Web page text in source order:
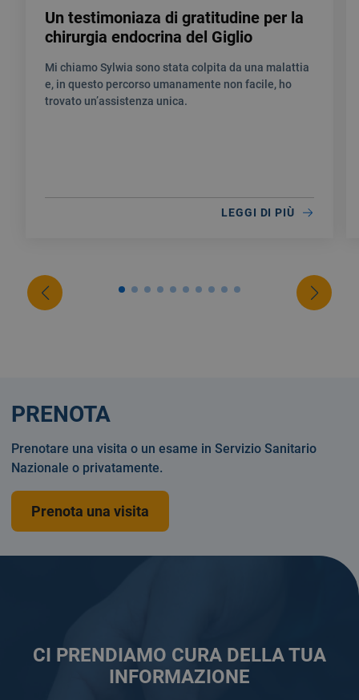
Un testimoniaza di gratitudine per la
chirurgia endocrina del Giglio
Mi chiamo Sylwia sono stata colpita da una malattia
e, in questo percorso umanamente non facile, ho
trovato un’assistenza unica.
LEGGI DI PIÙ
CI PRENDIAMO CURA DELLA TUA
INFORMAZIONE
PRENOTA
Prenotare una visita o un esame in Servizio Sanitario
Nazionale o privatamente.
Prenota una visita